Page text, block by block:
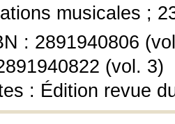
musicales ;
: 2891940806
(vol. 3)
: Édition revue